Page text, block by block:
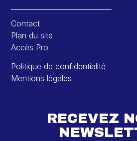
Contact
Plan du site
Accès Pro
Politique de confidentialité
Mentions légales
RECEVEZ